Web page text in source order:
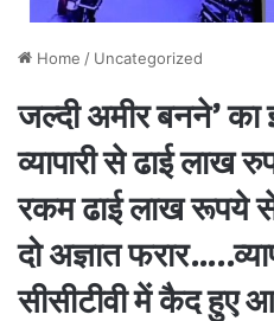
Home / Uncategorized
जल्दी अमीर बनने’
व्यापारी से ढाई लाख
रकम ढाई लाख रूपये
दो अज्ञात
सीसीटीवी में कैद हुए